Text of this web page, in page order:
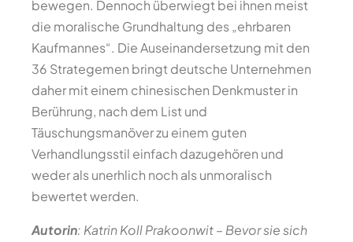
bewegen. Dennoch überwiegt bei ihnen meist
die moralische Grundhaltung des „ehrbaren
Kaufmannes“. Die Auseinandersetzung mit den
36 Strategemen bringt deutsche Unternehmen
daher mit einem chinesischen Denkmuster in
Berührung, nach dem List und
Täuschungsmanöver zu einem guten
Verhandlungsstil einfach dazugehören und
weder als unerhlich noch als unmoralisch
bewertet werden.
Autorin: Katrin Koll Prakoonwit– Bevor sie sich